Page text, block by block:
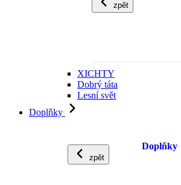
zpět
XICHTY
Dobrý táta
Lesní svět
Doplňky
zpět
Doplňky